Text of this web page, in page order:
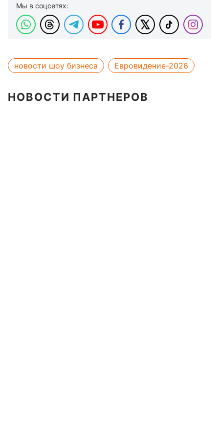
Мы в соцсетях:
новости шоу бизнеса Евровидение-2026
НОВОСТИ ПАРТНЕРОВ